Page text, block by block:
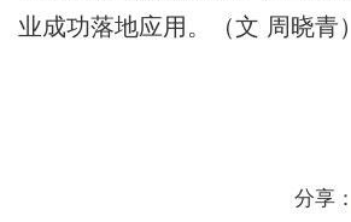
业成功落地应用。（文 周晓青）
分享：